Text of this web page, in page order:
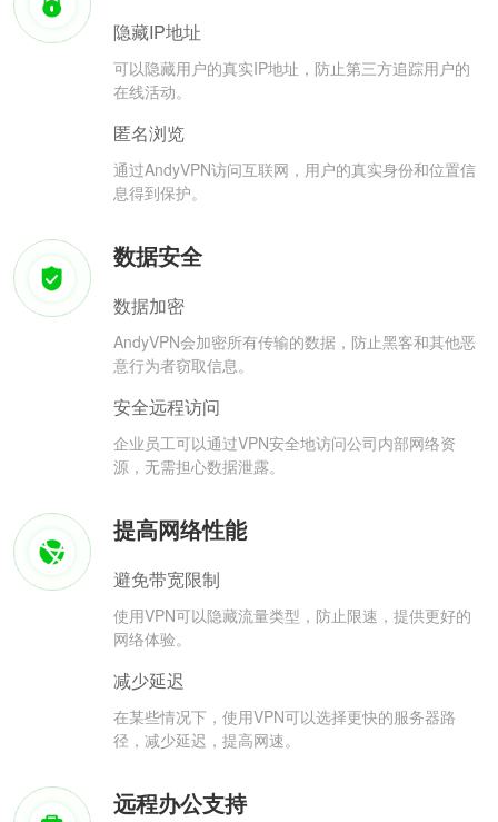
隐藏IP地址
可以隐藏用户的真实IP地址，防止第三方追踪用户的
在线活动。
匿名浏览
通过AndyVPN访问互联网，用户的真实身份和位置信
息得到保护。
数据安全
数据加密
AndyVPN会加密所有传输的数据，防止黑客和其他恶
意行为者窃取信息。
安全远程访问
企业员工可以通过VPN安全地访问公司内部网络资
源，无需担心数据泄露。
提高网络性能
避免带宽限制
使用VPN可以隐藏流量类型，防止限速，提供更好的
网络体验。
减少延迟
在某些情况下，使用VPN可以选择更快的服务器路
径，减少延迟，提高网速。
远程办公支持